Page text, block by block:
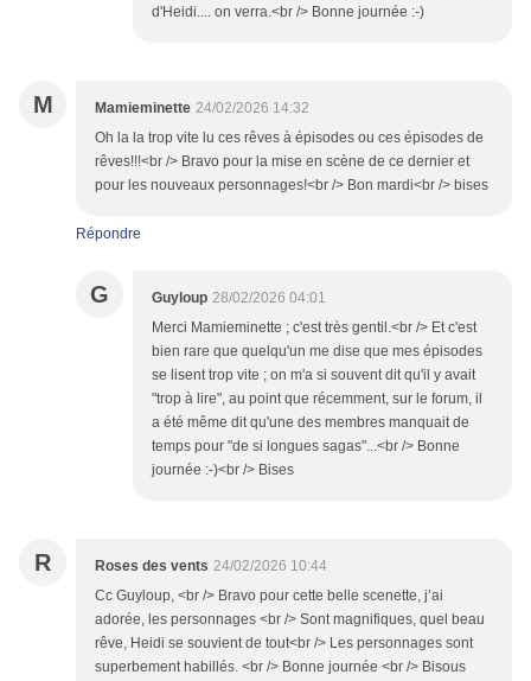
d'Heidi.... on verra.<br /> Bonne journée :-)
M Mamieminette 24/02/2026 14:32
Oh la la trop vite lu ces rêves à épisodes ou ces épisodes de
rêves!!!<br /> Bravo pour la mise en scène de ce dernier et
pour les nouveaux personnages!<br /> Bon mardi<br /> bises
Répondre
G Guyloup 28/02/2026 04:01
Merci Mamieminette ; c'est très gentil.<br /> Et c'est
bien rare que quelqu'un me dise que mes épisodes
se lisent trop vite ; on m'a si souvent dit qu'il y avait
"trop à lire", au point que récemment, sur le forum, il
a été même dit qu'une des membres manquait de
temps pour "de si longues sagas"...<br /> Bonne
journée :-)<br /> Bises
R Roses des vents 24/02/2026 10:44
Cc Guyloup, <br /> Bravo pour cette belle scenette, j’ai
adorée, les personnages <br /> Sont magnifiques, quel beau
rêve, Heidi se souvient de tout<br /> Les personnages sont
superbement habillés. <br /> Bonne journée <br /> Bisous